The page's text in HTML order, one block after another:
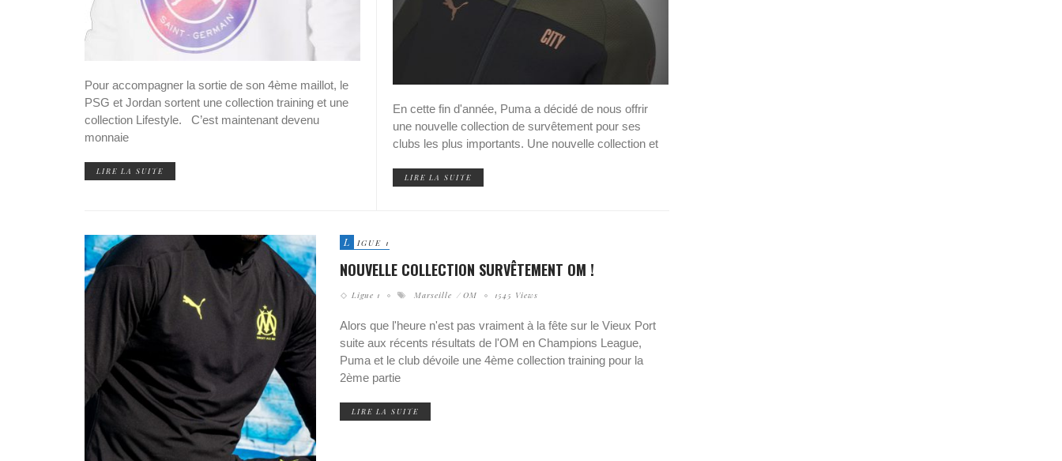
Pour accompagner la sortie de son 4ème maillot, le
PSG et Jordan sortent une collection training et une
collection Lifestyle. C’est maintenant devenu
monnaie
LIRE LA SUITE
En cette fin d'année, Puma a décidé de nous offrir
une nouvelle collection de survêtement pour ses
clubs les plus importants. Une nouvelle collection et
LIRE LA SUITE
L IGUE 1
NOUVELLE COLLECTION SURVÊTEMENT OM !
Ligue 1 Marseille OM 1545 Views
Alors que l'heure n'est pas vraiment à la fête sur le Vieux Port
suite aux récents résultats de l'OM en Champions League,
Puma et le club dévoile une 4ème collection training pour la
2ème partie
LIRE LA SUITE